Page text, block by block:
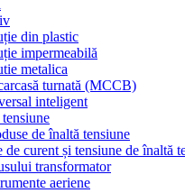
din plastic
impermeabilă
metalica
turnată (MCCB)
inteligent
de înaltă tensiune
de curent și tensiune de înaltă
transformator
aeriene